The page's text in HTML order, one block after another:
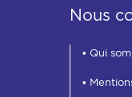
Nous
• Qui
•